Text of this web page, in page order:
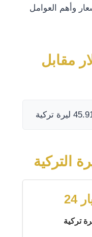
وأهم العوامل
مقابل
التركية
24